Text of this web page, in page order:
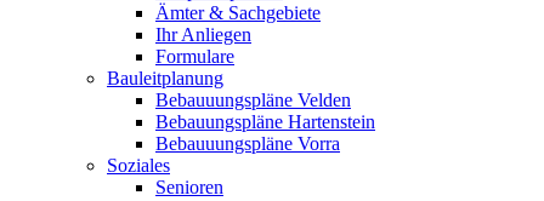
Ämter & Sachgebiete
Ihr Anliegen
Formulare
Bauleitplanung
Bebauuungspläne Velden
Bebauungspläne Hartenstein
Bebauuungspläne Vorra
Soziales
Senioren